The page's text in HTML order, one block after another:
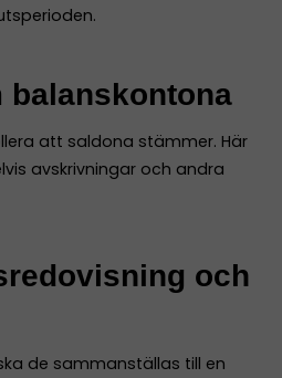
balanskontona
att saldona stämmer. Här
avskrivningar och andra
och
de sammanställas till en